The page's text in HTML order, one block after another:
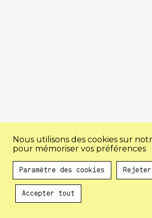
Au programme !
Nous utilisons des cookies sur
pour mémoriser vos préférences
Paramètre des cookies
Accepter tout